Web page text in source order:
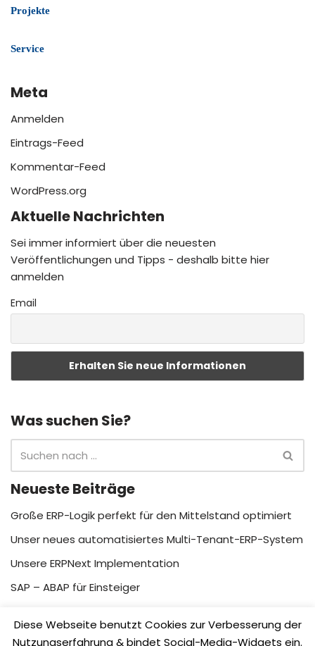
Projekte
Service
Meta
Anmelden
Eintrags-Feed
Kommentar-Feed
WordPress.org
Aktuelle Nachrichten
Sei immer informiert über die neuesten
Veröffentlichungen und Tipps - deshalb bitte hier
anmelden
Email
Was suchen Sie?
Neueste Beiträge
Große ERP-Logik perfekt für den Mittelstand optimiert
Unser neues automatisiertes Multi-Tenant-ERP-System
Unsere ERPNext Implementation
SAP – ABAP für Einsteiger
Hosten von SAP Systemen
Diese Webseite benutzt Cookies zur Verbesserung der
Nutzungserfahrung & bindet Social-Media-Widgets ein.